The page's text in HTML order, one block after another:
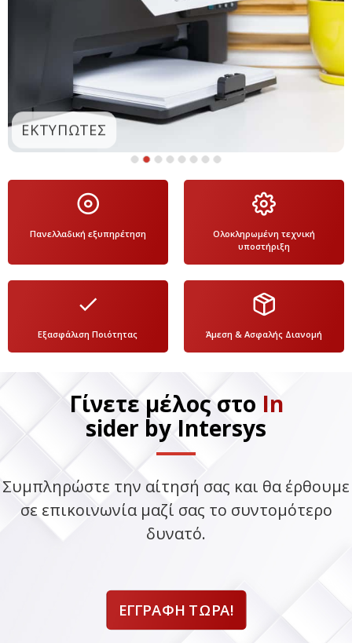
ΕΚΤΥΠΩΤΕΣ
Πανελλαδική εξυπηρέτηση
Ολοκληρωμένη τεχνική
υποστήριξη
Εξασφάλιση Ποιότητας Άμεση & Aσφαλής Διανομή
Γίνετε μέλος στο In
sider by Intersys
Συμπληρώστε την αίτησή σας και θα έρθουμε
σε επικοινωνία μαζί σας το συντομότερο
δυνατό.
ΕΓΓΡΑΦΉ ΤΏΡΑ!